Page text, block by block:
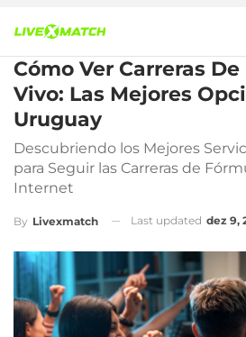
Cómo Ver Carreras De
Vivo: Las Mejores
Uruguay
Descubriendo los Mejores
para Seguir las Carreras de
Internet
By Livexmatch Last updated dez 9,